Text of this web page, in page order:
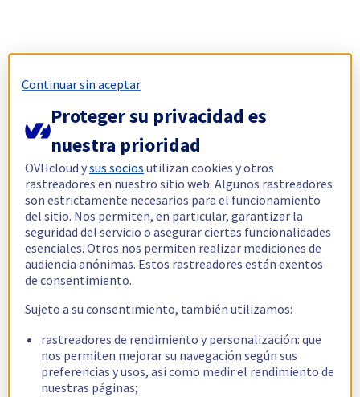
Continuar sin aceptar
Proteger su privacidad es
nuestra prioridad
OVHcloud ysus socios utilizan cookies y otros
rastreadores en nuestro sitio web. Algunos rastreadores
son estrictamente necesarios para el funcionamiento
del sitio. Nos permiten, en particular, garantizar la
seguridad del servicio o asegurar ciertas funcionalidades
esenciales. Otros nos permiten realizar mediciones de
audiencia anónimas. Estos rastreadores están exentos
de consentimiento.
Sujeto a su consentimiento, también utilizamos:
rastreadores de rendimiento y personalización: que
nos permiten mejorar su navegación según sus
preferencias y usos, así como medir el rendimiento de
nuestras páginas;